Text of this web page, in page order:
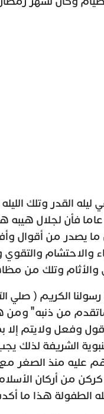
ليله القدر وتلك
فأن لجلال هيبه
يصدر من أقوال
والاحتشام والتقوي
وتلك من
الكريم ( صلي
من ذنبه" ومن
وفعل ولايتم إلا
الشريفة لذلك
عليه منذ الصغر مع
كركن من أركان
الطفولة هذا ما